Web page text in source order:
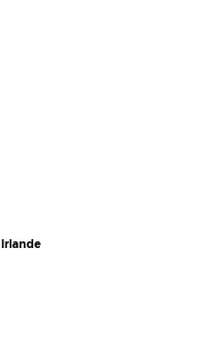
Irlande